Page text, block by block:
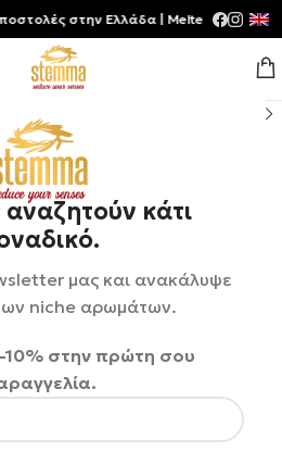
αναζητούν κάτι
μας και ανακάλυψε
niche αρωμάτων.
στην πρώτη σου
στην Ελλάδα | Meltemia Exclusive